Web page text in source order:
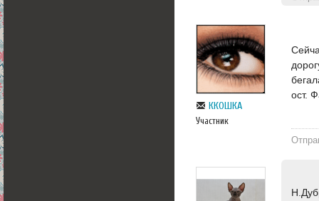
ККОШКА
Участник
ост.